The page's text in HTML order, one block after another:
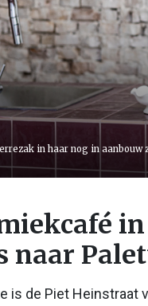
in haar nog in
naar
is de Piet Heinstraat